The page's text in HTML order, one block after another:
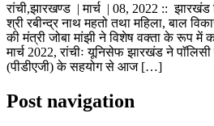
रांची,झारखण्ड | मार्च | 08, 2022 :: झारखंड
श्री रबीन्द्र नाथ महतो तथा महिला, बाल
की मंत्री जोबा मांझी ने विशेष वक्ता के रूप में
मार्च 2022, रांचीः यूनिसेफ झारखंड ने
(पीडीएजी) के सहयोग से आज […]
Post navigation